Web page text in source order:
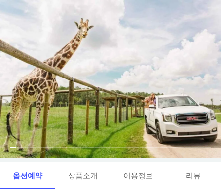
옵션예약 상품소개 이용정보 리뷰